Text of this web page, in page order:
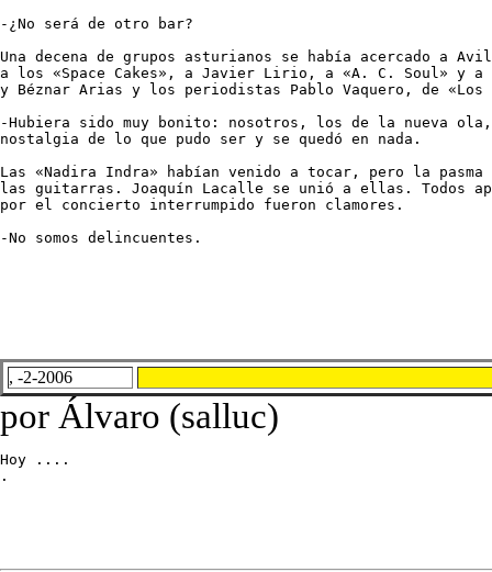
-¿No será de otro bar?
Una decena de grupos asturianos se había acercado a
a los «Space Cakes», a Javier Lirio, a «A. C. Soul» y
y Béznar Arias y los periodistas Pablo Vaquero, de
-Hubiera sido muy bonito: nosotros, los de la nueva
nostalgia de lo que pudo ser y se quedó en nada.
Las «Nadira Indra» habían venido a tocar, pero la
las guitarras. Joaquín Lacalle se unió a ellas. Todos
por el concierto interrumpido fueron clamores.
-No somos delincuentes.
, -2-2006
por Álvaro (salluc)
Hoy ....
.